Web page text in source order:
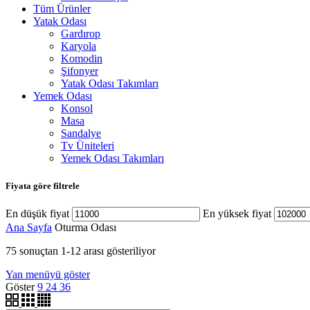
Tüm Ürünler
Yatak Odası
Gardırop
Karyola
Komodin
Şifonyer
Yatak Odası Takımları
Yemek Odası
Konsol
Masa
Sandalye
Tv Üniteleri
Yemek Odası Takımları
Fiyata göre filtrele
En düşük fiyat En yüksek fiyat
Ana Sayfa Oturma Odası
75 sonuçtan 1-12 arası gösteriliyor
Yan menüyü göster
Göster9 24 36